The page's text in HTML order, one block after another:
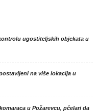
ugostiteljskih objekata u
na više lokacija u
u Požarevcu, pčelari da